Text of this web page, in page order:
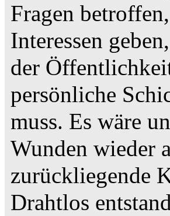
Fragen
Interessen
der
persönliche
muss. Es wäre
Wunden wieder
zurückliegende
Drahtlos